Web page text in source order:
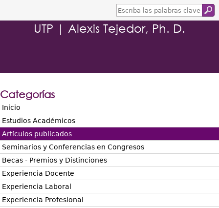
E
s
c
r
l
r
a
c
v
UTP | Alexis Tejedor, Ph. D.
Categorías
Inicio
Estudios Académicos
Artículos publicados
Seminarios y Conferencias en Congresos
Becas - Premios y Distinciones
Experiencia Docente
Experiencia Laboral
Experiencia Profesional